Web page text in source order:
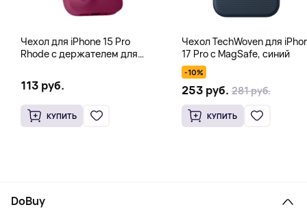
Чехол для iPhone 15 Pro
Rhode с держателем для
113 руб.
КУПИТЬ
Чехол TechWoven для
17 Pro с MagSafe, синий
-10%
253 руб. 281 руб.
КУПИТЬ
DoBuy